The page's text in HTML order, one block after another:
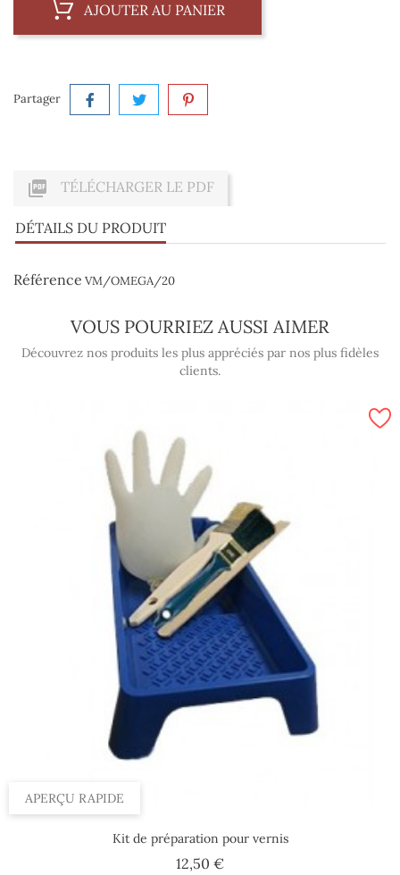
AJOUTER AU PANIER
Partager
 TÉLÉCHARGER LE PDF
DÉTAILS DU PRODUIT
Référence VM/OMEGA/20
VOUS POURRIEZ AUSSI AIMER
Découvrez nos produits les plus appréciés par nos plus fidèles
clients.
APERÇU RAPIDE
Kit de préparation pour vernis
12,50 €Prix